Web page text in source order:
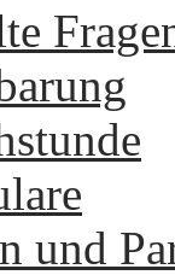
und